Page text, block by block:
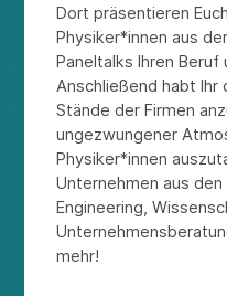
Dort präsentieren
Physiker*innen aus
Paneltalks Ihren Beruf
Anschließend habt Ihr
Stände der Firmen
ungezwungener
Physiker*innen
Unternehmen aus
Engineering,
mehr!